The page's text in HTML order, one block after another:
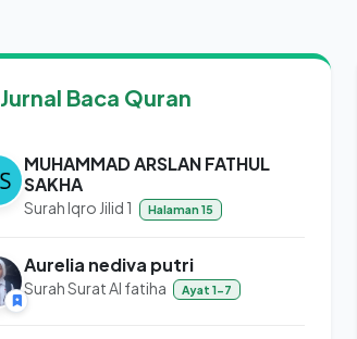
Jurnal Baca Quran
MUHAMMAD ARSLAN FATHUL
SAKHA
Surah Iqro Jilid 1 Halaman 15
Aurelia nediva putri
Surah Surat Al fatiha Ayat 1-7